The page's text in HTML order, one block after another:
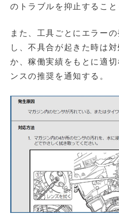
のトラブルを抑止すること
また、工具ごとにエラー
し、不具合が起きた時は
か、稼働実績をもとに適
ンスの推奨を通知する。